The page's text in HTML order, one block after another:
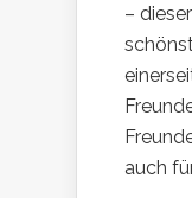
–
auch